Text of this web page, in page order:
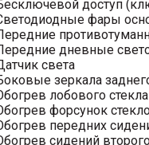
доступ
фары
дневные
света
зеркала
лобового стекла
форсунок
передних
сидений